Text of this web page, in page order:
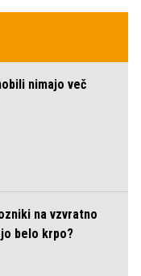
nimajo več
na vzvratno
belo krpo?